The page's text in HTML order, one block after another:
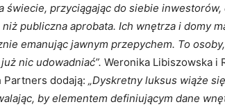
świecie, przyciągając do siebie inwestorów,
publiczna aprobata. Ich wnętrza i domy
emanując jawnym przepychem. To
nic udowadniać”. Weronika Libiszowska i
dodają: „Dyskretny luksus wiąże
by elementem definiującym dane